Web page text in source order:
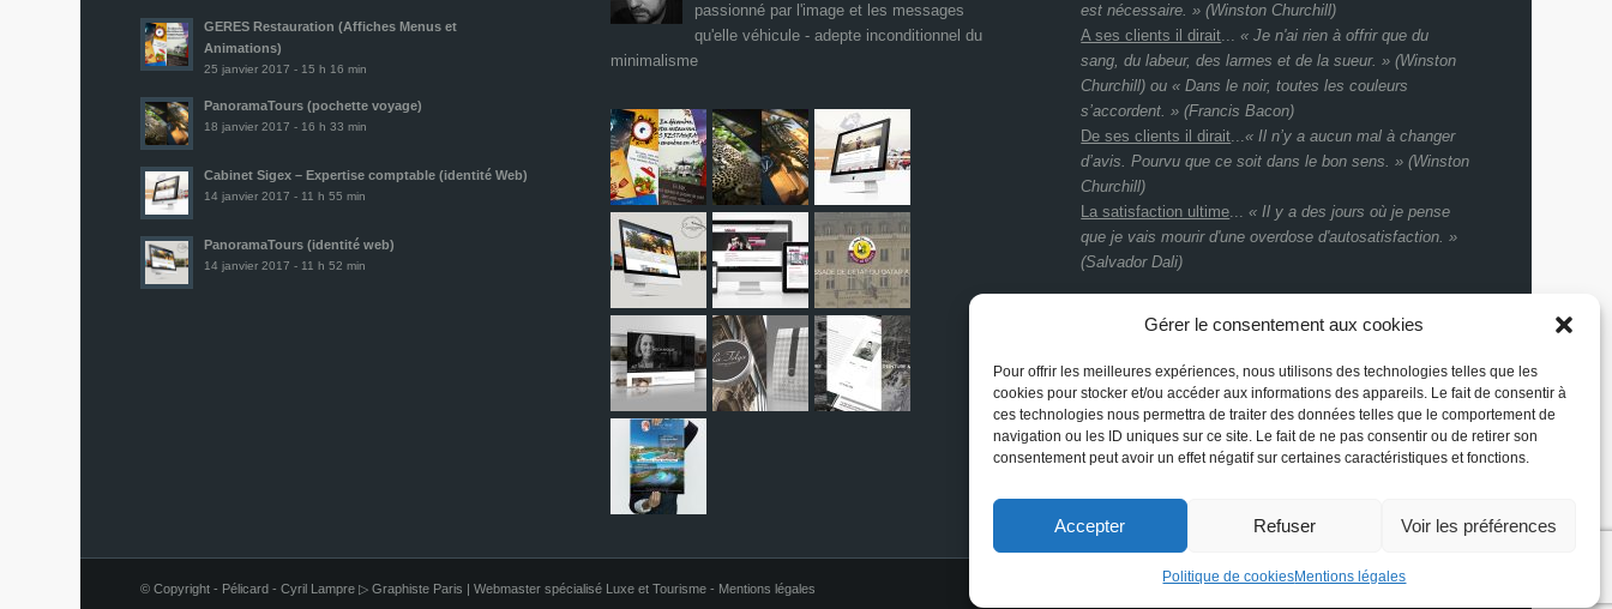
Gérer le consentement aux cookies
Pour offrir les meilleures expériences, nous utilisons des technologies telles que les
cookies pour stocker et/ou accéder aux informations des appareils. Le fait de consentir à
ces technologies nous permettra de traiter des données telles que le comportement de
navigation ou les ID uniques sur ce site. Le fait de ne pas consentir ou de retirer son
consentement peut avoir un effet négatif sur certaines caractéristiques et fonctions.
Accepter Refuser Voir les préférences
Politique de cookiesMentions légales
GERES Restauration (Affiches Menus et
Animations)
25 janvier 2017 - 15 h 16 min
PanoramaTours (pochette voyage)
18 janvier 2017 - 16 h 33 min
Cabinet Sigex – Expertise comptable (identité Web)
14 janvier 2017 - 11 h 55 min
PanoramaTours (identité web)
14 janvier 2017 - 11 h 52 min
passionné par l'image et les messages
qu'elle véhicule - adepte inconditionnel du
minimalisme
est nécessaire. » (Winston Churchill)
A ses clients il dirait...« Je n'ai rien à offrir que du
sang, du labeur, des larmes et de la sueur. » (Winston
Churchill) ou « Dans le noir, toutes les couleurs
s’accordent. » (Francis Bacon)
De ses clients il dirait...« Il n’y a aucun mal à changer
d’avis. Pourvu que ce soit dans le bon sens. » (Winston
Churchill)
La satisfaction ultime...« Il y a des jours où je pense
que je vais mourir d'une overdose d'autosatisfaction. »
(Salvador Dali)
© Copyright - Pélicard - Cyril Lampre ▷ Graphiste Paris | Webmaster spécialisé Luxe et Tourisme - Mentions légales